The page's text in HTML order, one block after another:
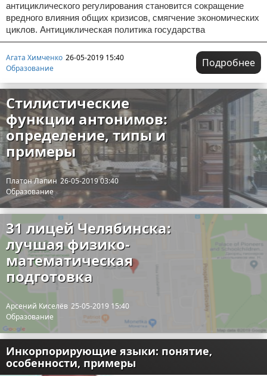
антициклического регулирования становится сокращение
вредного влияния общих кризисов, смягчение экономических
циклов. Антициклическая политика государства
Агата Химченко 26-05-2019 15:40
Образование
Подробнее
Стилистические
функции антонимов:
определение, типы и
примеры
Платон Лапин 26-05-2019 03:40
Образование
31 лицей Челябинска:
лучшая физико-
математическая
подготовка
Арсений Киселёв 25-05-2019 15:40
Образование
Инкорпорирующие языки: понятие,
особенности, примеры